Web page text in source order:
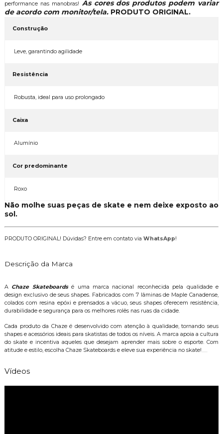
performance nas manobras! As cores dos produtos podem variar
de acordo com monitor/tela.PRODUTO ORIGINAL.
Construção
Leve, garantindo agilidade
Resistência
Robusta, ideal para uso prolongado
Caixa
Alumínio
Cor predominante
Roxo
Não molhe suas peças de skate e nem deixe exposto ao
sol.
PRODUTO ORIGINAL! Dúvidas? Entre em contato via WhatsApp!
Descrição da Marca
A Chaze Skateboardsé uma marca nacional reconhecida pela qualidade e
design exclusivo de seus shapes. Fabricados com 7 lâminas de Maple Canadense,
colados com resina epóxi e prensados a vácuo, seus shapes oferecem resistência,
durabilidade e segurança para os melhores rolês nas ruas da cidade.
Cada produto da Chaze é desenvolvido com atenção à qualidade, tornando seus
shapes e acessórios ideais para skatistas de todos os níveis. A marca apoia a cultura
do skate e incentiva aqueles que desejam aprender mais sobre o esporte. Com
atitude e estilo, escolha Chaze Skateboards e eleve sua experiência no skate!
Vídeos